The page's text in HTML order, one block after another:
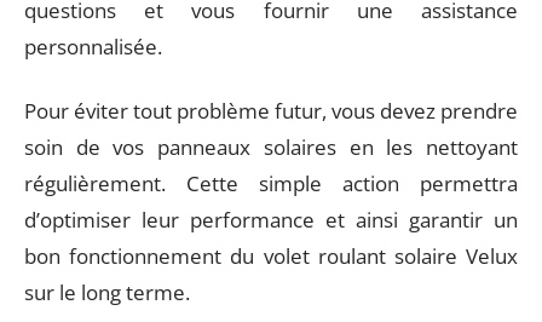
questions et vous fournir une assistance
personnalisée.
Pour éviter tout problème futur, vous devez prendre
soin de vos panneaux solaires en les nettoyant
régulièrement. Cette simple action permettra
d’optimiser leur performance et ainsi garantir un
bon fonctionnement du volet roulant solaire Velux
sur le long terme.